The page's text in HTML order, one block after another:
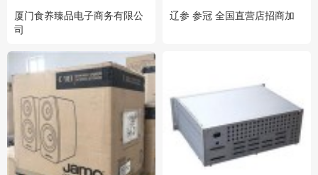
厦门食养臻品电子商务有限公
司
辽参 参冠 全国直营店招商加